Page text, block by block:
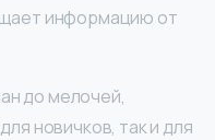
информацию от
до мелочей,
новичков, так и для